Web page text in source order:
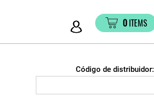
0ITEMS
Código de distribuidor: